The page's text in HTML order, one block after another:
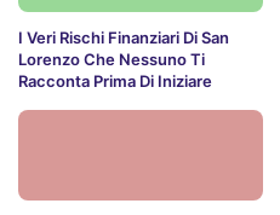
I Veri Rischi Finanziari Di San
Lorenzo Che Nessuno Ti
Racconta Prima Di Iniziare